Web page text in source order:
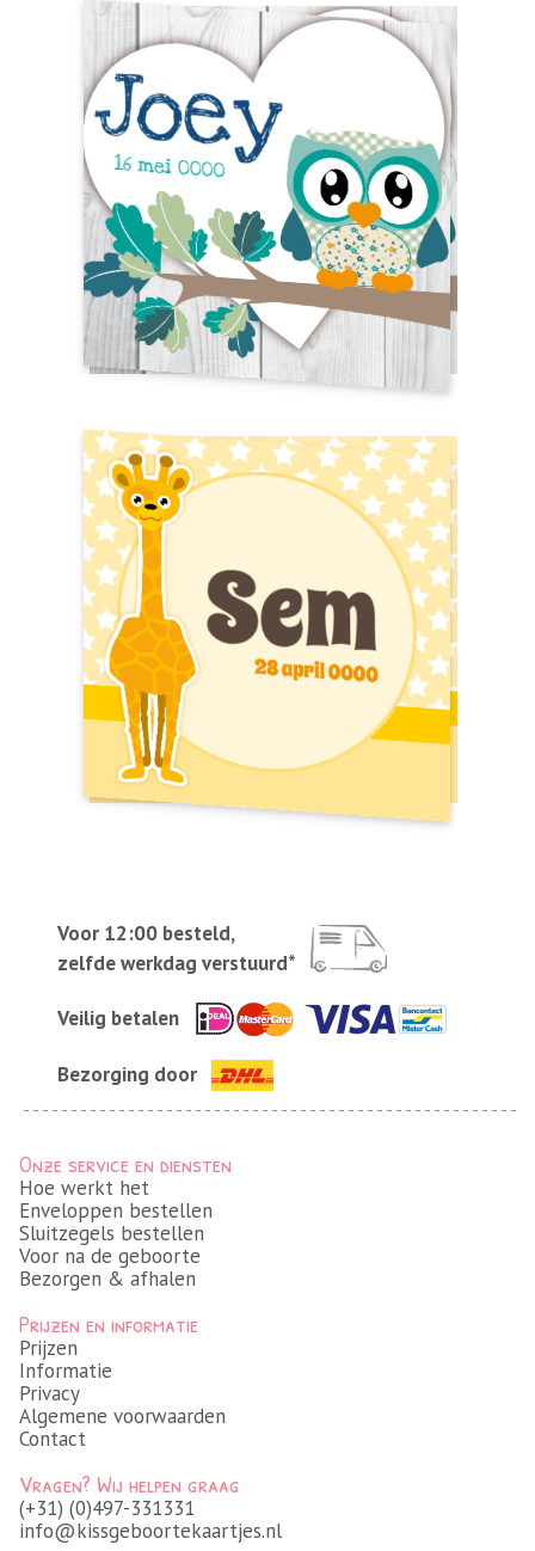
Voor 12:00 besteld,
zelfde werkdag verstuurd*
Veilig betalen
Bezorging door
Onze service en diensten
Hoe werkt het
Enveloppen bestellen
Sluitzegels bestellen
Voor na de geboorte
Bezorgen & afhalen
Prijzen en informatie
Prijzen
Informatie
Privacy
Algemene voorwaarden
Contact
Vragen? Wij helpen graag
(+31) (0)497-331331
info@kissgeboortekaartjes.nl